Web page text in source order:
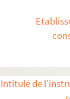
Intitulé de